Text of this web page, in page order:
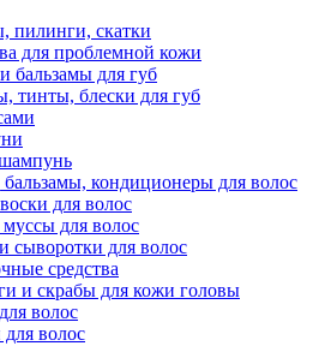
пилинги, скатки
для проблемной кожи
бальзамы для губ
тинты, блески для губ
кондиционеры для волос
для волос
для волос
сыворотки для волос
средства
и скрабы для кожи головы
волос
волос